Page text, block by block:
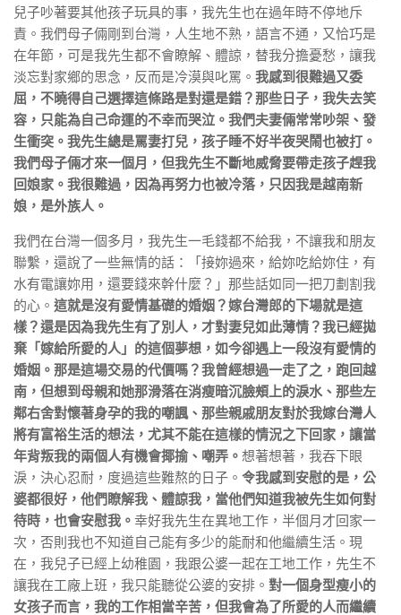
兒子吵著要其他孩子玩具的事，我先生也在過年時不停地斥
責。我們母子倆剛到台灣，人生地不熟，語言不通，又恰巧是
在年節，可是我先生都不會瞭解、體諒，替我分擔憂愁，讓我
淡忘對家鄉的思念，反而是冷漠與叱罵。 我感到很難過又委
屈，不曉得自己選擇這條路是對還是錯？那些日子，我失去笑
容，只能為自己命運的不幸而哭泣。我們夫妻倆常常吵架、發
生衝突。我先生總是罵妻打兒，孩子睡不好半夜哭鬧也被打。
我們母子倆才來一個月，但我先生不斷地威脅要帶走孩子趕我
回娘家。我很難過，因為再努力也被冷落，只因我是越南新
娘，是外族人。
我們在台灣一個多月，我先生一毛錢都不給我，不讓我和朋友
聯繫，還說了一些無情的話：「接妳過來，給妳吃給妳住，有
水有電讓妳用，還要錢來幹什麼？」那些話如同一把刀劃割我
的心。 這就是沒有愛情基礎的婚姻？嫁台灣郎的下場就是這
樣？還是因為我先生有了別人，才對妻兒如此薄情？我已經拋
棄「嫁給所愛的人」的這個夢想，如今卻遇上一段沒有愛情的
婚姻。那是這場交易的代價嗎？我曾經想過一走了之，跑回越
南，但想到母親和她那滑落在消瘦暗沉臉頰上的淚水、那些左
鄰右舍對懷著身孕的我的嘲諷、那些親戚朋友對於我嫁台灣人
將有富裕生活的想法，尤其不能在這樣的情況之下回家，讓當
年背叛我的兩個人有機會揶揄、嘲弄。 想著想著，我吞下眼
淚，決心忍耐，度過這些難熬的日子。 令我感到安慰的是，公
婆都很好，他們瞭解我、體諒我，當他們知道我被先生如何對
待時，也會安慰我。 幸好我先生在異地工作，半個月才回家一
次，否則我也不知道自己能有多少的能耐和他繼續生活。現
在，我兒子已經上幼稚園，我跟公婆一起在工地工作，先生不
讓我在工廠上班，我只能聽從公婆的安排。 對一個身型瘦小的
女孩子而言，我的工作相當辛苦，但我會為了所愛的人而繼續